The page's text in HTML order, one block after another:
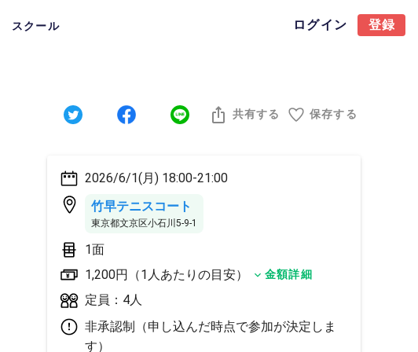
スクール ログイン 登録
共有する 保存する
2026/6/1(月) 18:00-21:00
竹早テニスコート
東京都文京区小石川5‐9‐1
1面
1,200円（1人あたりの目安）
金額詳細
定員：4人
非承認制（申し込んだ時点で参加が決定しま
す）